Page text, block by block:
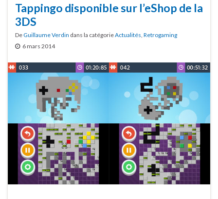
Tappingo disponible sur l’eShop de la
3DS
DeGuillaume Verdin dans la catégorieActualités Retrogaming
6 mars 2014